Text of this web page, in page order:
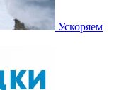
Ускоряем